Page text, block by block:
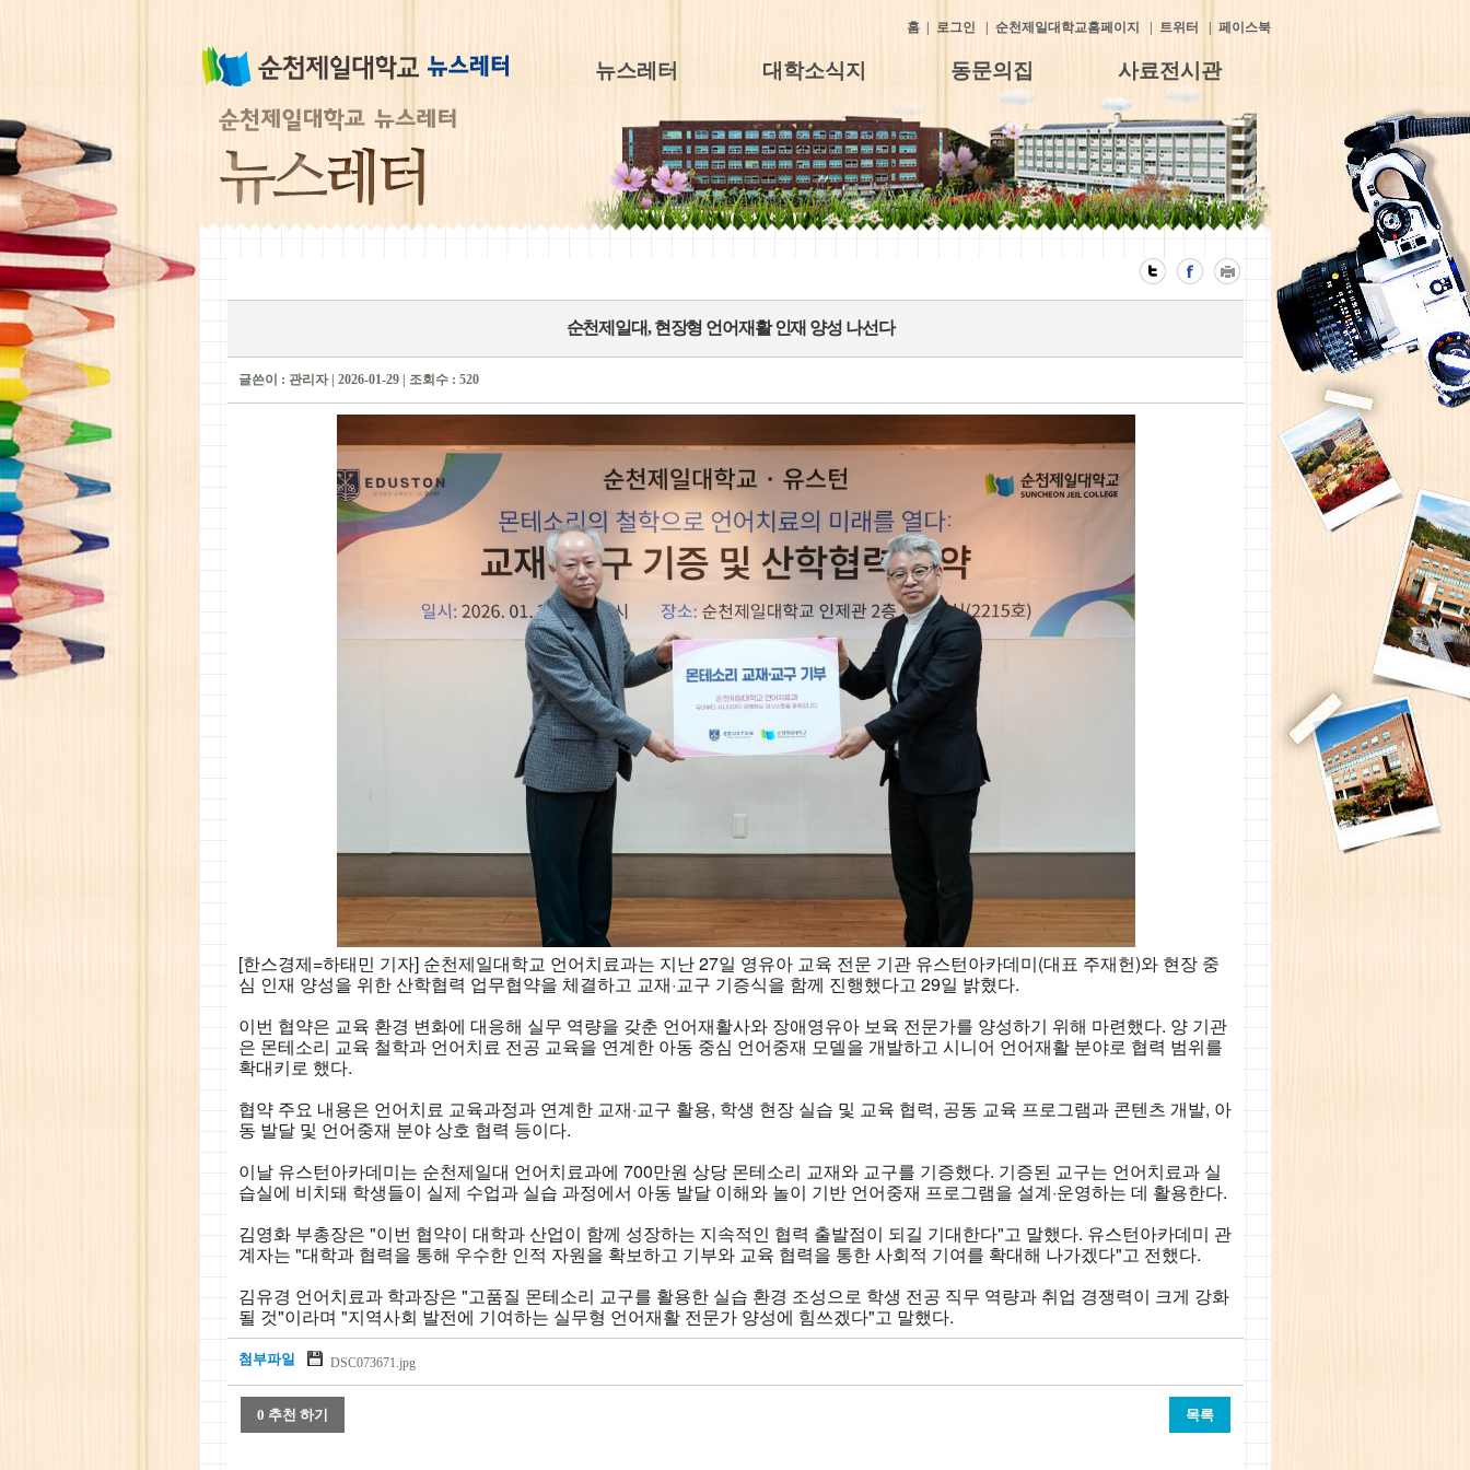
홈 로그인 순천제일대학교홈페이지 트위터 페이스북
뉴스레터 대학소식지 동문의집 사료전시관
순천제일대, 현장형 언어재활 인재 양성 나선다
글쓴이 : 관리자 | 2026-01-29 | 조회수 : 520
[한스경제=하태민 기자] 순천제일대학교 언어치료과는 지난 27일 영유아 교육 전문 기관 유스턴아카데미(대표 주재헌)와 현장 중
심 인재 양성을 위한 산학협력 업무협약을 체결하고 교재·교구 기증식을 함께 진행했다고 29일 밝혔다.
이번 협약은 교육 환경 변화에 대응해 실무 역량을 갖춘 언어재활사와 장애영유아 보육 전문가를 양성하기 위해 마련했다. 양 기관
은 몬테소리 교육 철학과 언어치료 전공 교육을 연계한 아동 중심 언어중재 모델을 개발하고 시니어 언어재활 분야로 협력 범위를
확대키로 했다.
협약 주요 내용은 언어치료 교육과정과 연계한 교재·교구 활용, 학생 현장 실습 및 교육 협력, 공동 교육 프로그램과 콘텐츠 개발, 아
동 발달 및 언어중재 분야 상호 협력 등이다.
이날 유스턴아카데미는 순천제일대 언어치료과에 700만원 상당 몬테소리 교재와 교구를 기증했다. 기증된 교구는 언어치료과 실
습실에 비치돼 학생들이 실제 수업과 실습 과정에서 아동 발달 이해와 놀이 기반 언어중재 프로그램을 설계·운영하는 데 활용한다.
김영화 부총장은 "이번 협약이 대학과 산업이 함께 성장하는 지속적인 협력 출발점이 되길 기대한다"고 말했다. 유스턴아카데미 관
계자는 "대학과 협력을 통해 우수한 인적 자원을 확보하고 기부와 교육 협력을 통한 사회적 기여를 확대해 나가겠다"고 전했다.
김유경 언어치료과 학과장은 "고품질 몬테소리 교구를 활용한 실습 환경 조성으로 학생 전공 직무 역량과 취업 경쟁력이 크게 강화
될 것"이라며 "지역사회 발전에 기여하는 실무형 언어재활 전문가 양성에 힘쓰겠다"고 말했다.
첨부파일 DSC073671.jpg
0 추천 하기 목록